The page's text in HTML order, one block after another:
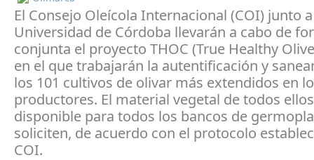
El Consejo Oleícola Internacional (COI) junto
Universidad de Córdoba llevarán a cabo de
conjunta el proyecto THOC (True Healthy
en el que trabajarán la autentificación y
los 101 cultivos de olivar más extendidos en
productores. El material vegetal de todos
disponible para todos los bancos de
soliciten, de acuerdo con el protocolo
COI.